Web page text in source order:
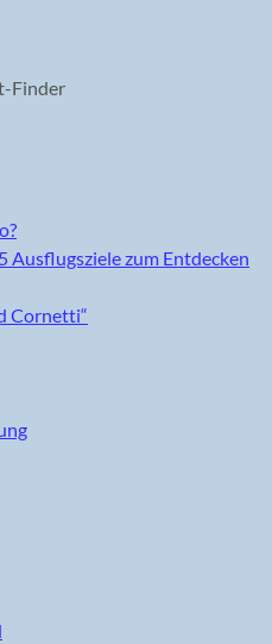
Finder
Ausflugsziele zum Entdecken
Cornetti“